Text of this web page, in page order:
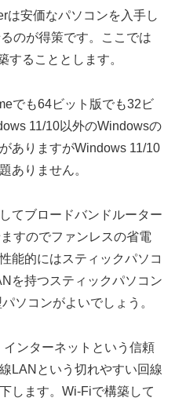
は安価なパソコンを入手し
のが得策です。ここでは
することとします。
でも64ビット版でも32ビ
11/10以外のWindowsの
ありますがWindows 11/10
ありません。
てブロードバンドルーター
すのでファンレスの省電
能的にはスティックパソコ
を持つスティックパソコン
ソコンがよいでしょう。
ンターネットという信頼
LANという切れやすい回線
します。Wi-Fiで構築して